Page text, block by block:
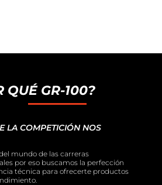
QUÉ GR-100?
LA COMPETICIÓN NOS
mundo de las carreras
por eso buscamos la perfección
técnica para ofrecerte productos